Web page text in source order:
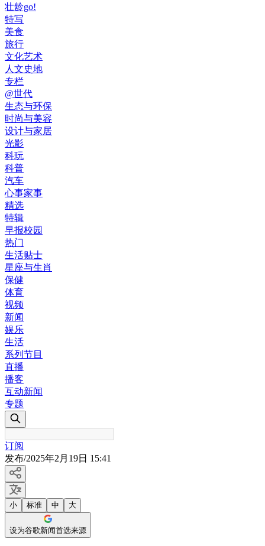
壮龄go!
特写
美食
旅行
文化艺术
人文史地
专栏
@世代
生态与环保
时尚与美容
设计与家居
光影
科玩
科普
汽车
心事家事
精选
特辑
早报校园
热门
生活贴士
星座与生肖
保健
体育
视频
新闻
娱乐
生活
系列节目
直播
播客
互动新闻
专题
订阅
发布/2025年2月19日 15:41
小 标准 中 大
设为谷歌新闻首选来源